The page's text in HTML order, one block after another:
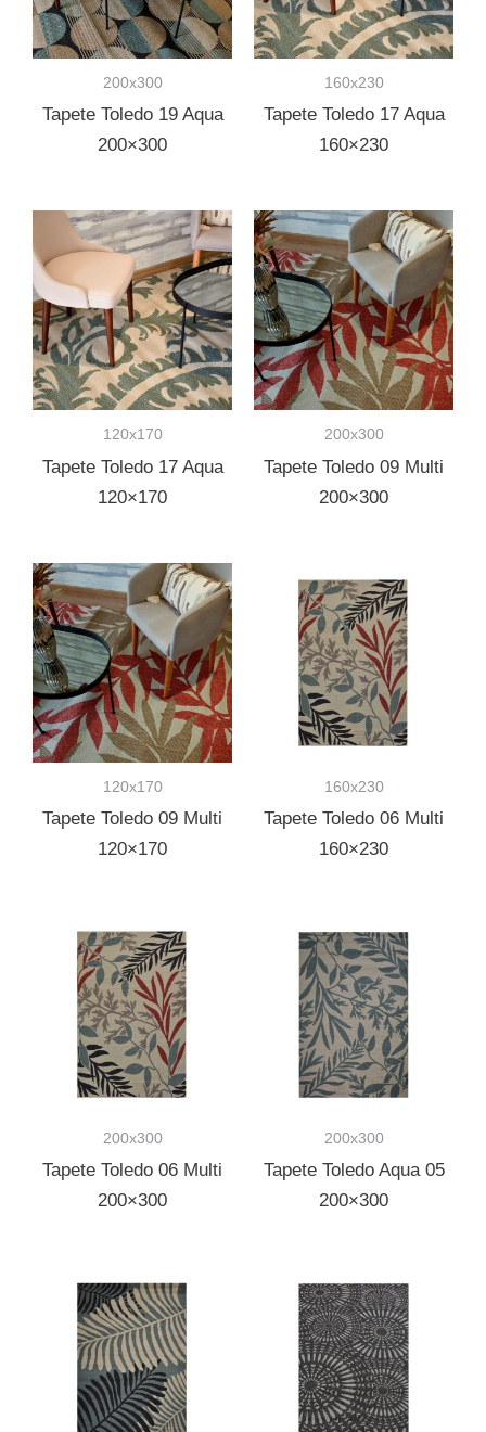
200x300
Tapete Toledo 19 Aqua
200×300
160x230
Tapete Toledo 17 Aqua
160×230
120x170
Tapete Toledo 17 Aqua
120×170
200x300
Tapete Toledo 09 Multi
200×300
120x170
Tapete Toledo 09 Multi
120×170
160x230
Tapete Toledo 06 Multi
160×230
200x300
Tapete Toledo 06 Multi
200×300
200x300
Tapete Toledo Aqua 05
200×300